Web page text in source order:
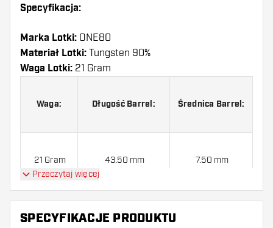
Specyfikacja:
Marka Lotki: ONE80
Materiał Lotki: Tungsten 90%
Waga Lotki: 21 Gram
Waga: Długość Barrel: Średnica Barrel:
21 Gram 43.50 mm 7.50 mm
Lotki Soft ONE80 Noriyuki Nakamura V4 Black 90%
Przeczytaj więcej
SPECYFIKACJE PRODUKTU